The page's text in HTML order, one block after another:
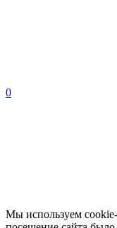
0
Мы используем